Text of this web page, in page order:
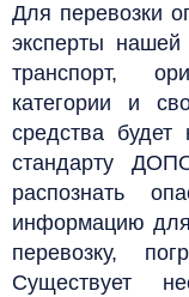
Для перевозки
эксперты
транспорт,
категории и
средства будет
стандарту
распознать
информацию
перевозку,
Существует